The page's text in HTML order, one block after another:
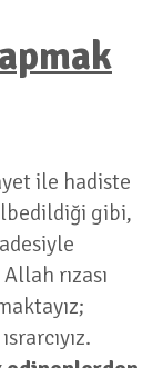
ile hadiste
gibi,
rızası